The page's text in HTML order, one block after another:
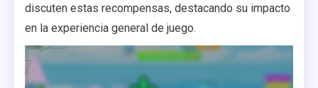
discuten estas recompensas, destacando su impacto
en la experiencia general de juego.